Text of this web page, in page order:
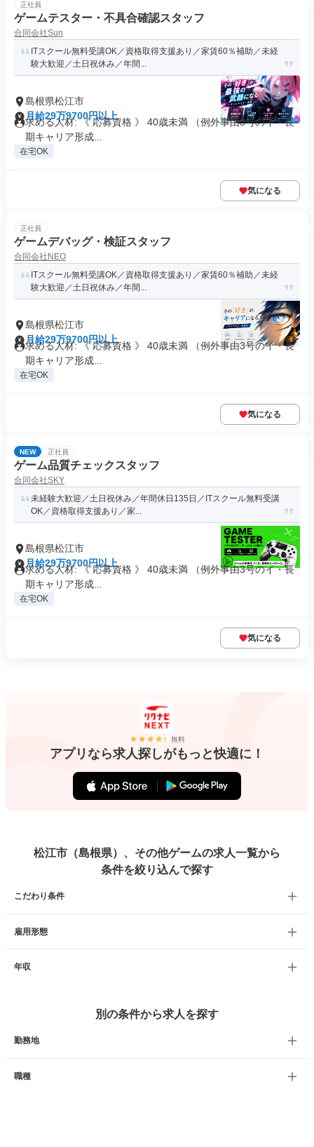
正社員
ゲームテスター・不具合確認スタッフ
合同会社Sun
ITスクール無料受講OK／資格取得支援あり／家賃60％補助／未経
験大歓迎／土日祝休み／年間...
島根県松江市
月給29万9700円以上
求める人材: 《 応募資格 》 40歳未満 （例外事由3号のイ・長
期キャリア形成...
在宅OK
気になる
正社員
ゲームデバッグ・検証スタッフ
合同会社NEO
ITスクール無料受講OK／資格取得支援あり／家賃60％補助／未経
験大歓迎／土日祝休み／年間...
島根県松江市
月給29万9700円以上
求める人材: 《 応募資格 》 40歳未満 （例外事由3号のイ・長
期キャリア形成...
在宅OK
気になる
NEW 正社員
ゲーム品質チェックスタッフ
合同会社SKY
未経験大歓迎／土日祝休み／年間休日135日／ITスクール無料受講
OK／資格取得支援あり／家...
島根県松江市
月給29万9700円以上
求める人材: 《 応募資格 》 40歳未満 （例外事由3号のイ・長
期キャリア形成...
在宅OK
気になる
無料
アプリなら求人探しがもっと快適に！
松江市（島根県）、その他ゲームの求人一覧から
条件を絞り込んで探す
こだわり条件
雇用形態
年収
別の条件から求人を探す
勤務地
職種